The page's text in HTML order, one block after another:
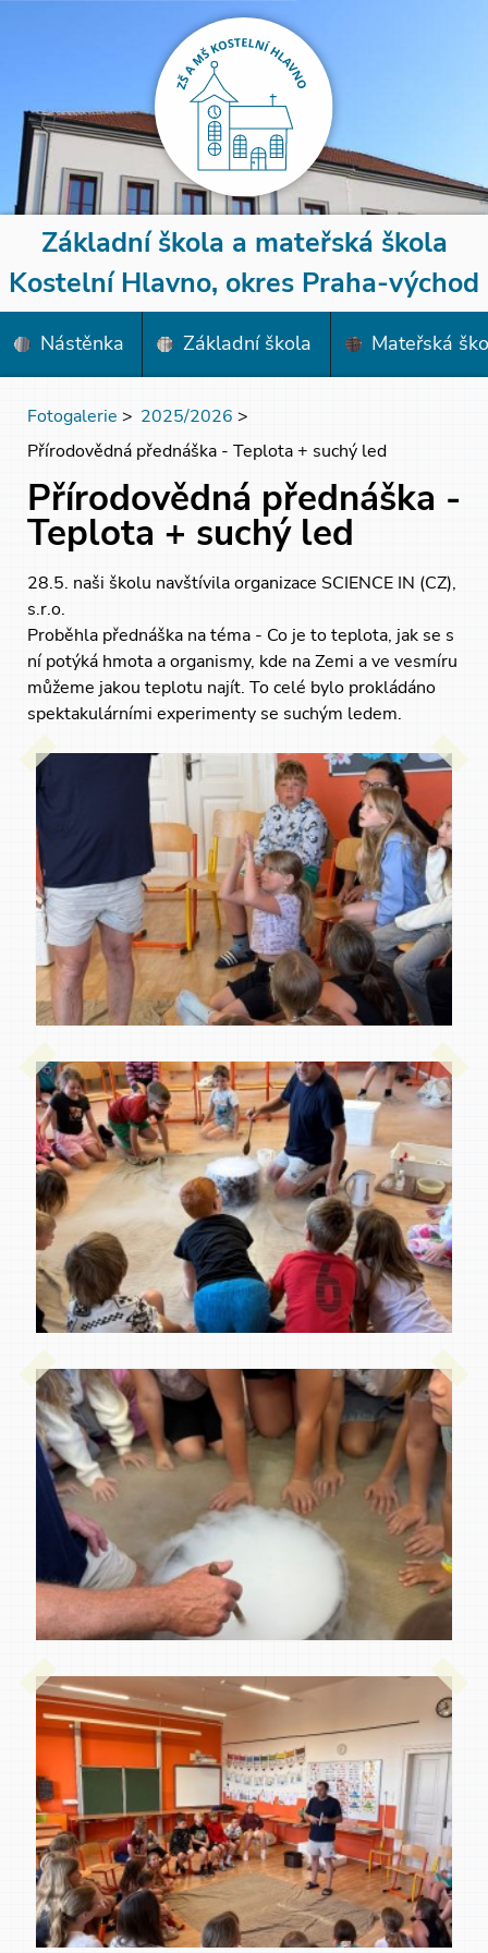
Základní škola a mateřská škola
Kostelní Hlavno, okres Praha-východ
Nástěnka Základní škola Mateřská
Fotogalerie > 2025/2026 >
Přírodovědná přednáška - Teplota + suchý led
Přírodovědná přednáška -
Teplota + suchý led
28.5. naši školu navštívila organizace SCIENCE IN (CZ),
s.r.o.
Proběhla přednáška na téma - Co je to teplota, jak se s
ní potýká hmota a organismy, kde na Zemi a ve vesmíru
můžeme jakou teplotu najít. To celé bylo prokládáno
spektakulárními experimenty se suchým ledem.